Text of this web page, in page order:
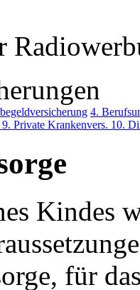
4.
9. Private Krankenvers. 10.
Kindes
für